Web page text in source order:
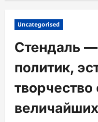
Uncategorised
Стендаль —
политик,
творчество